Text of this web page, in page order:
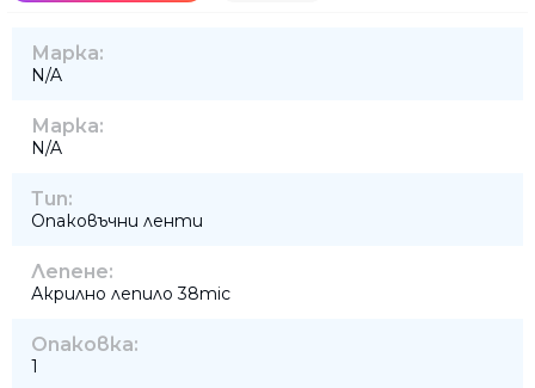
Марка:
N/A
Марка:
N/A
Тип:
Опаковъчни ленти
Лепене:
Акрилно лепило 38mic
Опаковка:
1